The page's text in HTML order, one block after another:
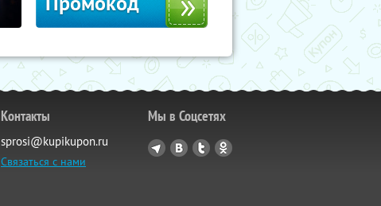
Контакты
sprosi@kupikupon.ru
Связаться с нами
Мы в Соцсетях